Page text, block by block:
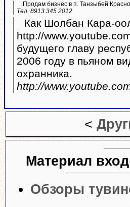
Продам бизнес в п. Танзыбей
Тел. 8913 345 2012
Как Шолбан Кара-
http://www.youtube.com/
будущего главу
2006 году в пьяном
охранника.
http://
<
Материал
Обзоры